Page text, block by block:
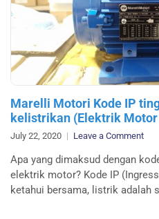
Marelli Motori Kode IP
kelistrikan (Elektrik
July 22, 2020 Leave a Commenton
IP
Apa yang dimaksud dengan
elektrik motor? Kode IP
ketahui bersama, listrik adalah